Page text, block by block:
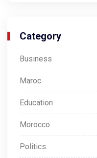
Category
Business
Maroc
Education
Morocco
Politics